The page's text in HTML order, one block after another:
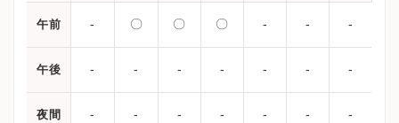
午前 - 〇 〇 〇 - - -
午後 - - - - - - -
夜間 - - - - - - -